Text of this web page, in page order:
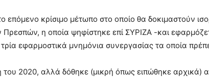
κρίσιμο μέτωπο στο οποίο θα δοκιμαστούν
η οποία ψηφίστηκε επί ΣΥΡΙΖΑ -και
εφαρμοστικά μνημόνια συνεργασίας τα οποία
του 2020, αλλά δόθηκε (μικρή όπως ειπώθηκε